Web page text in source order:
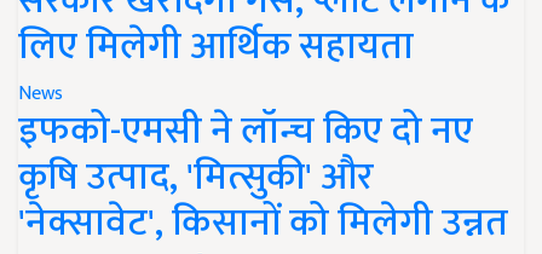
लिए मिलेगी आर्थिक सहायता
News
इफको-एमसी ने लॉन्च किए दो नए
कृषि उत्पाद, 'मित्सुकी' और
'नेक्सावेट', किसानों को मिलेगी उन्नत